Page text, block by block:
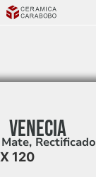
VENECIA
Mate, Rectificado
120